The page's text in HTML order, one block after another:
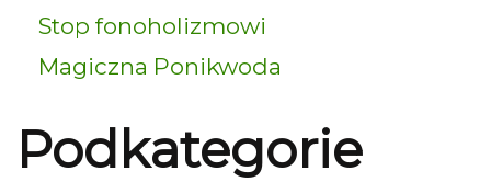
Stop fonoholizmowi
Magiczna Ponikwoda
Podkategorie